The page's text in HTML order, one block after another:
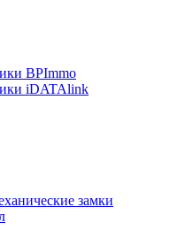
BPImmo
iDATAlink
замки